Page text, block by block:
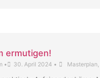
ermutigen!
• 30. April 2024 • Masterplan,